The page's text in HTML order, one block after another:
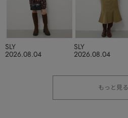
2026.08.04
SLY
2026.08.04
SLY
もっと見る